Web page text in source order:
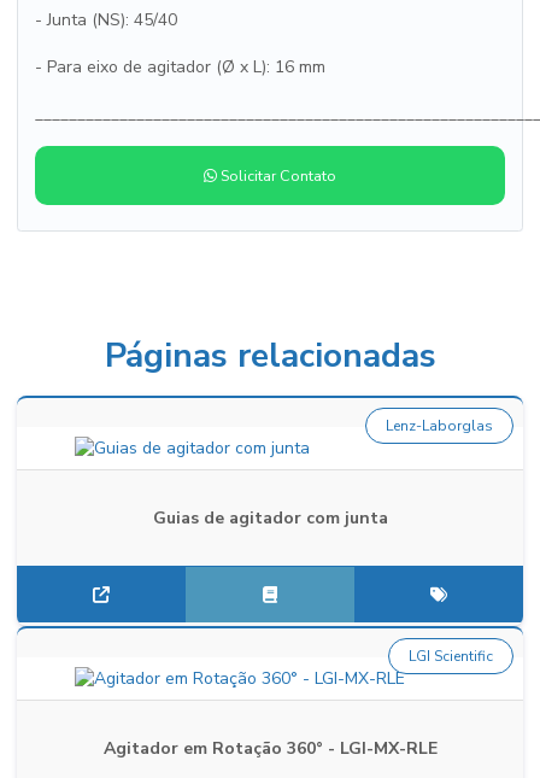
- Junta (NS): 45/40
- Para eixo de agitador (Ø x L): 16 mm
Solicitar Contato
Páginas relacionadas
Guias de agitador com junta
Lenz-Laborglas
Agitador em Rotação 360° - LGI-MX-RLE
LGI Scientific